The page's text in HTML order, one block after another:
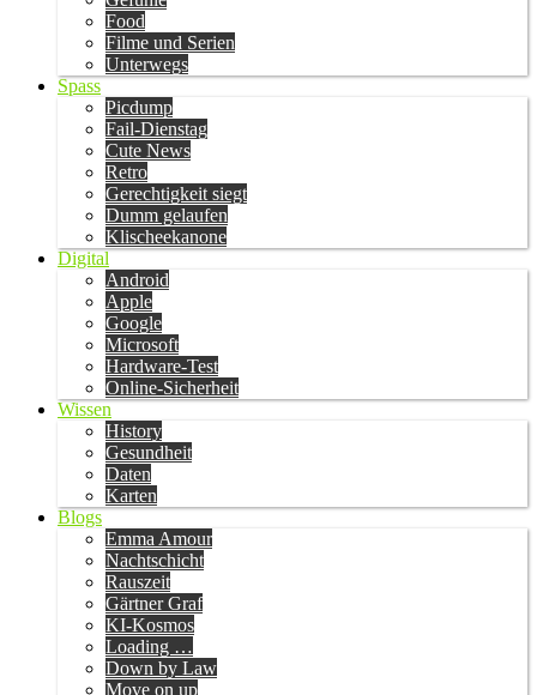
Food
Filme und Serien
Unterwegs
Spass
Picdump
Fail-Dienstag
Cute News
Retro
Gerechtigkeit siegt
Dumm gelaufen
Klischeekanone
Digital
Android
Apple
Google
Microsoft
Hardware-Test
Online-Sicherheit
Wissen
History
Gesundheit
Daten
Karten
Blogs
Emma Amour
Nachtschicht
Rauszeit
Gärtner Graf
KI-Kosmos
Loading …
Down by Law
Move on up